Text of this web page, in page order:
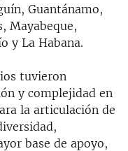
Guantánamo,
Mayabeque,
y La Habana.
tuvieron
y complejidad en
la articulación de
base de apoyo,